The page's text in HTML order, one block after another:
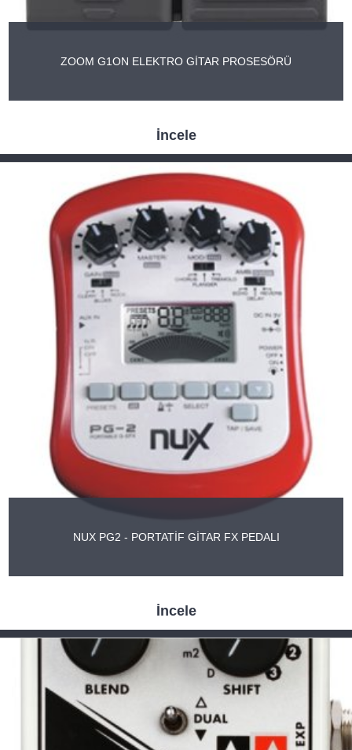
ZOOM G1ON ELEKTRO GİTAR PROSESÖRÜ
İncele
NUX PG2 - PORTATİF GİTAR FX PEDALI
İncele